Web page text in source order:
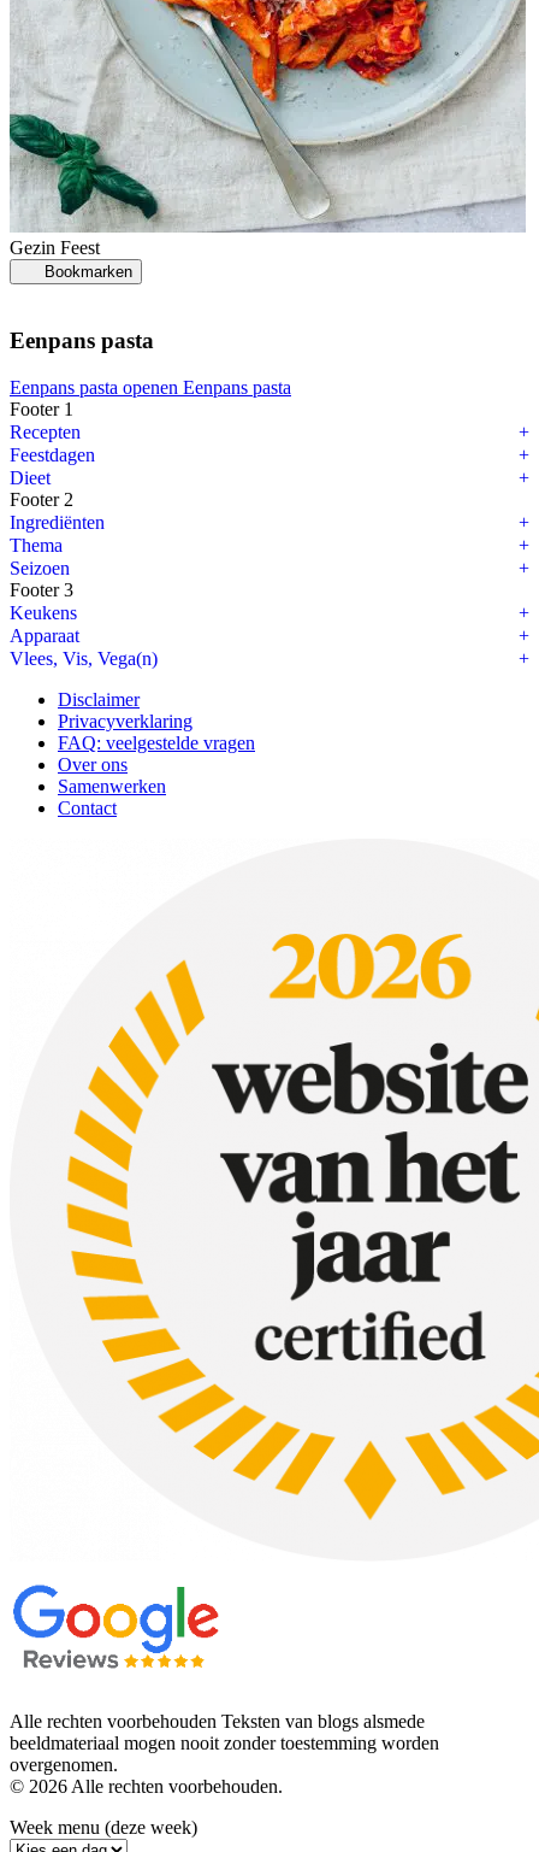
Gezin Feest
Bookmarken
Eenpans pasta
Eenpans pasta openen Eenpans pasta
Footer 1
Recepten
Feestdagen
Dieet
Footer 2
Ingrediënten
Thema
Seizoen
Footer 3
Keukens
Apparaat
Vlees, Vis, Vega(n)
Disclaimer
Privacyverklaring
FAQ: veelgestelde vragen
Over ons
Samenwerken
Contact
Alle rechten voorbehouden Teksten van blogs alsmede
beeldmateriaal mogen nooit zonder toestemming worden
overgenomen.
© 2026 Alle rechten voorbehouden.
Week menu (deze week)